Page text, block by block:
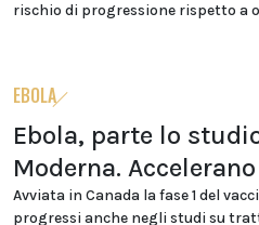
rischio di progressione rispetto a
EBOLA
Ebola, parte lo
Moderna.
Avviata in Canada la fase 1 del
progressi anche negli studi su